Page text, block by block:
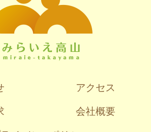
アクセス
会社概要